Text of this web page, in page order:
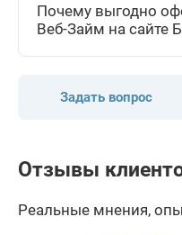
Почему выгодно
Веб-Займ на сайте
Задать вопрос
Отзывы
Реальные мнения,